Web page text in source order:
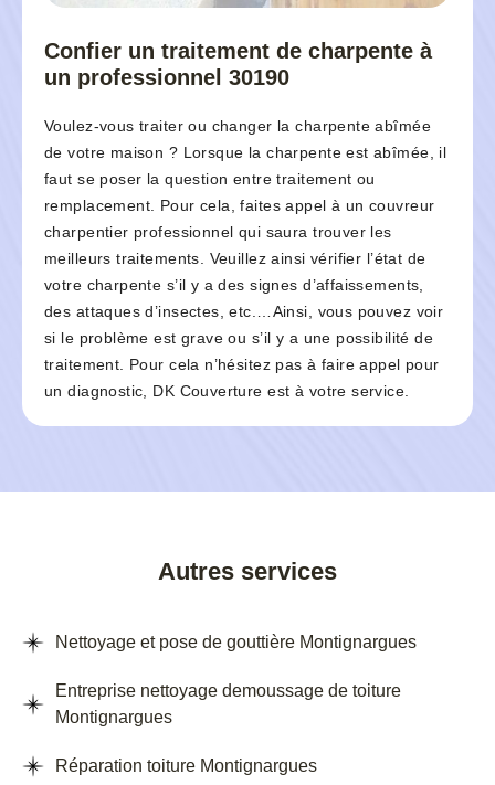
Confier un traitement de charpente à
un professionnel 30190
Voulez-vous traiter ou changer la charpente abîmée
de votre maison ? Lorsque la charpente est abîmée, il
faut se poser la question entre traitement ou
remplacement. Pour cela, faites appel à un couvreur
charpentier professionnel qui saura trouver les
meilleurs traitements. Veuillez ainsi vérifier l’état de
votre charpente s’il y a des signes d’affaissements,
des attaques d’insectes, etc.…Ainsi, vous pouvez voir
si le problème est grave ou s’il y a une possibilité de
traitement. Pour cela n’hésitez pas à faire appel pour
un diagnostic, DK Couverture est à votre service.
Autres services
Nettoyage et pose de gouttière Montignargues
Entreprise nettoyage demoussage de toiture
Montignargues
Réparation toiture Montignargues